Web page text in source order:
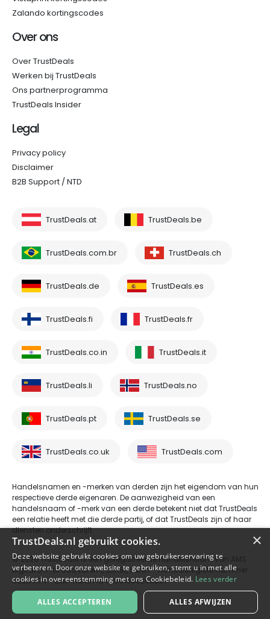
Zalando kortingscodes
Over ons
Over TrustDeals
Werken bij TrustDeals
Ons partnerprogramma
TrustDeals Insider
Legal
Privacy policy
Disclaimer
B2B Support / NTD
TrustDeals.at TrustDeals.be
TrustDeals.com.br TrustDeals.ch
TrustDeals.de TrustDeals.es
TrustDeals.fi TrustDeals.fr
TrustDeals.co.in TrustDeals.it
TrustDeals.li TrustDeals.no
TrustDeals.pt TrustDeals.se
TrustDeals.co.uk TrustDeals.com
Handelsnamen en -merken van derden zijn het eigendom van hun
respectieve derde eigenaren. De aanwezigheid van een
handelsnaam of -merk van een derde betekent niet dat TrustDeals
een relatie heeft met die derde partij, of dat TrustDeals zijn of haar
diensten onderschrijft.
© 2026 TrustDeals is een geregistreerde handelsnaam van AMS
Digital B.V. te Oud Laren 1, 1251BL, Laren - handelsregisternummer
80264174 - btw-nummer NL861609360B01
×
TrustDeals.nl gebruikt cookies.
Deze website gebruikt cookies om uw gebruikerservaring te
verbeteren. Door onze website te gebruiken, stemt u in met alle
cookies in overeenstemming met ons Cookiebeleid. Lees verder
ALLES ACCEPTEREN ALLES AFWIJZEN